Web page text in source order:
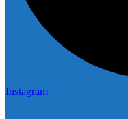
Instagram